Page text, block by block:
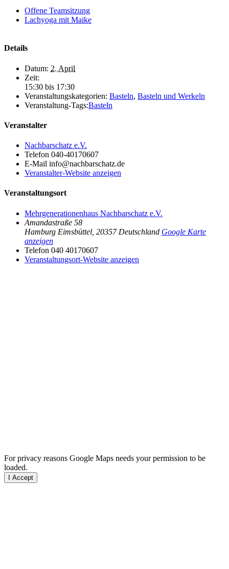
Offene Teamsitzung
Lachyoga mit Maike
Details
Datum: 2. April
Zeit:
15:30 bis 17:30
Veranstaltungskategorien: Basteln, Basteln und Werkeln
Veranstaltung-Tags:Basteln
Veranstalter
Nachbarschatz e.V.
Telefon 040-40170607
E-Mail info@nachbarschatz.de
Veranstalter-Website anzeigen
Veranstaltungsort
Mehrgenerationenhaus Nachbarschatz e.V.
Amandastraße 58
Hamburg Eimsbüttel 20357 Deutschland Google Karte
anzeigen
Telefon 040 40170607
Veranstaltungsort-Website anzeigen
For privacy reasons Google Maps needs your permission to be
loaded.
I Accept